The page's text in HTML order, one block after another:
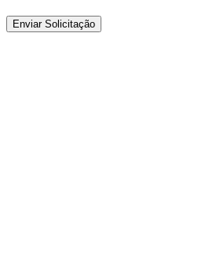
Enviar Solicitação